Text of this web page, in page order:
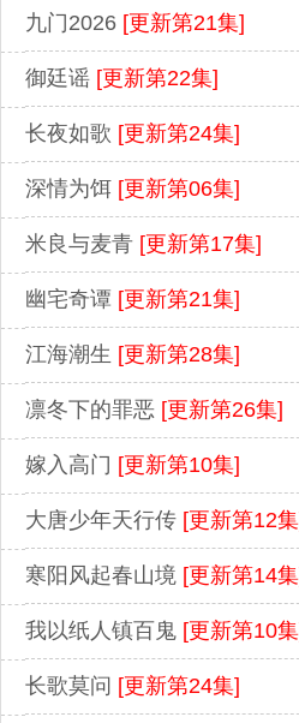
九门2026 [更新第21集]
御廷谣 [更新第22集]
长夜如歌 [更新第24集]
深情为饵 [更新第06集]
米良与麦青 [更新第17集]
幽宅奇谭 [更新第21集]
江海潮生 [更新第28集]
凛冬下的罪恶 [更新第26集]
嫁入高门 [更新第10集]
大唐少年天行传 [更新第12
寒阳风起春山境 [更新第14
我以纸人镇百鬼 [更新第10
长歌莫问 [更新第24集]